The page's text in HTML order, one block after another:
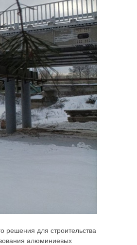
решения для строительства
алюминиевых